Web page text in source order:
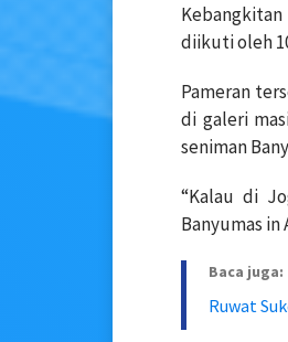
diikuti oleh
Pameran
di galeri
seniman
“Kalau di
Banyumas in
Baca juga:
Ruwat